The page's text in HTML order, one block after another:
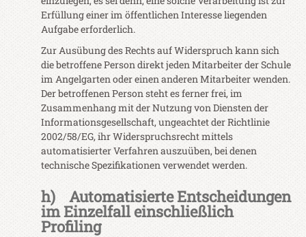
Erfüllung einer im öffentlichen Interesse liegenden
Aufgabe erforderlich.
Zur Ausübung des Rechts auf Widerspruch kann sich
die betroffene Person direkt jeden Mitarbeiter der Schule
im Angelgarten oder einen anderen Mitarbeiter wenden.
Der betroffenen Person steht es ferner frei, im
Zusammenhang mit der Nutzung von Diensten der
Informationsgesellschaft, ungeachtet der Richtlinie
2002/58/EG, ihr Widerspruchsrecht mittels
automatisierter Verfahren auszuüben, bei denen
technische Spezifikationen verwendet werden.
h) Automatisierte Entscheidungen
im Einzelfall einschließlich
Profiling